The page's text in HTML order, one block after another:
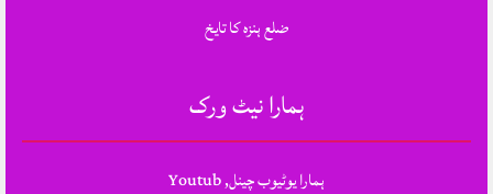
ضلع ہنزہ کا تایخ
ہمارا نیٹ ورک
ہمارا یوٹیوب چینل, Youtub